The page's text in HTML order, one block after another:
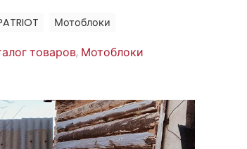
товаров, Мотоблоки
Мотоблоки